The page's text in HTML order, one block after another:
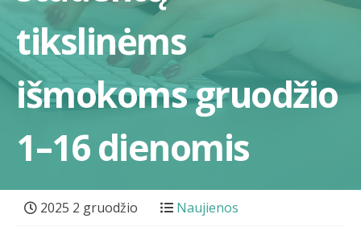
tikslinėms
išmokoms gruodžio
1–16 dienomis
2025 2 gruodžio Naujienos